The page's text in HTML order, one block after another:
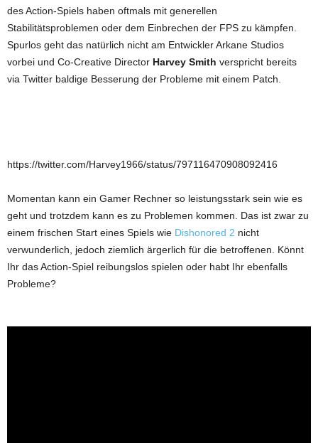
des Action-Spiels haben oftmals mit generellen
Stabilitätsproblemen oder dem Einbrechen der FPS zu kämpfen.
Spurlos geht das natürlich nicht am Entwickler Arkane Studios
vorbei und Co-Creative Director Harvey Smith verspricht bereits
via Twitter baldige Besserung der Probleme mit einem Patch.
https://twitter.com/Harvey1966/status/797116470908092416
Momentan kann ein Gamer Rechner so leistungsstark sein wie es
geht und trotzdem kann es zu Problemen kommen. Das ist zwar zu
einem frischen Start eines Spiels wie Dishonored 2 nicht
verwunderlich, jedoch ziemlich ärgerlich für die betroffenen. Könnt
Ihr das Action-Spiel reibungslos spielen oder habt Ihr ebenfalls
Probleme?